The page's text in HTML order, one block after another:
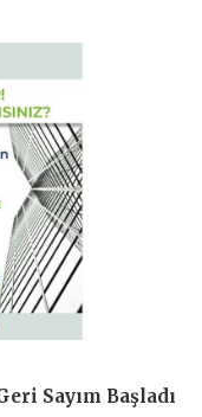
Sayım Başladı